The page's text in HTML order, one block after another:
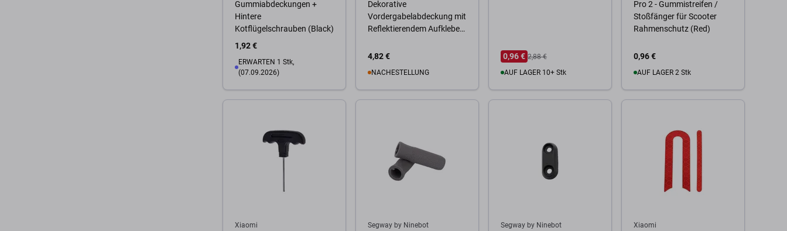
Gummiabdeckungen +
Hintere
Kotflügelschrauben (Black)
1,92 €
ERWARTEN 1 Stk,
(07.09.2026)
Dekorative
Vordergabelabdeckung mit
Reflektierendem Aufkleber
4,82 €
NACHESTELLUNG
0,96 € 2,88 €
AUF LAGER 10+ Stk
Pro 2 - Gummistreifen /
Stoßfänger für Scooter
Rahmenschutz (Red)
0,96 €
AUF LAGER 2 Stk
Xiaomi Segway by Ninebot Segway by Ninebot Xiaomi